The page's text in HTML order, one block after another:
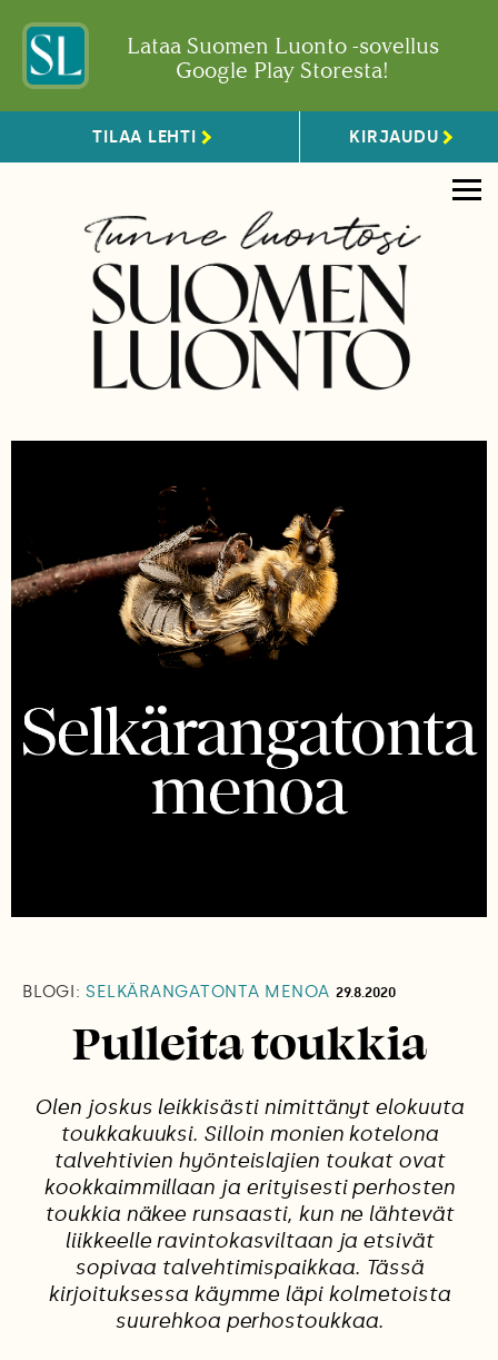
Lataa Suomen Luonto -sovellus
Google Play Storesta!
TILAA LEHTI KIRJAUDU
BLOGI: SELKÄRANGATONTA MENOA 29.8.2020
Pulleita toukkia
Olen joskus leikkisästi nimittänyt elokuuta
toukkakuuksi. Silloin monien kotelona
talvehtivien hyönteislajien toukat ovat
kookkaimmillaan ja erityisesti perhosten
toukkia näkee runsaasti, kun ne lähtevät
liikkeelle ravintokasviltaan ja etsivät
sopivaa talvehtimispaikkaa. Tässä
kirjoituksessa käymme läpi kolmetoista
suurehkoa perhostoukkaa.